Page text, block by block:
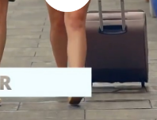
Hotel Wine & Vital
Kúria & Spa Hotel
& SPA